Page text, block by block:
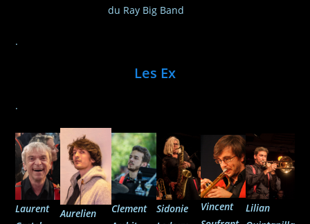
du Ray Big Band
.
Les Ex
.
Laurent
Aurelien
Clement
Sidonie
Vincent
Lilian